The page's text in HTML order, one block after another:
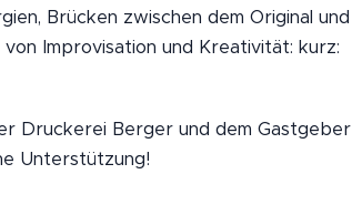
Brücken zwischen dem Original und
Improvisation und Kreativität: kurz:
Druckerei Berger und dem Gastgeber
Unterstützung!